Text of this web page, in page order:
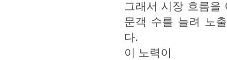
그래서 시장 흐름을
문객 수를 늘려 노
다.
이 노력이